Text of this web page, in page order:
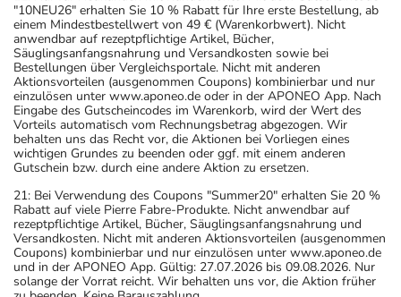
"10NEU26" erhalten Sie 10 % Rabatt für Ihre erste Bestellung, ab
einem Mindestbestellwert von 49 € (Warenkorbwert). Nicht
anwendbar auf rezeptpflichtige Artikel, Bücher,
Säuglingsanfangsnahrung und Versandkosten sowie bei
Bestellungen über Vergleichsportale. Nicht mit anderen
Aktionsvorteilen (ausgenommen Coupons) kombinierbar und nur
einzulösen unter www.aponeo.de oder in der APONEO App. Nach
Eingabe des Gutscheincodes im Warenkorb, wird der Wert des
Vorteils automatisch vom Rechnungsbetrag abgezogen. Wir
behalten uns das Recht vor, die Aktionen bei Vorliegen eines
wichtigen Grundes zu beenden oder ggf. mit einem anderen
Gutschein bzw. durch eine andere Aktion zu ersetzen.
21: Bei Verwendung des Coupons "Summer20" erhalten Sie 20 %
Rabatt auf viele Pierre Fabre-Produkte. Nicht anwendbar auf
rezeptpflichtige Artikel, Bücher, Säuglingsanfangsnahrung und
Versandkosten. Nicht mit anderen Aktionsvorteilen (ausgenommen
Coupons) kombinierbar und nur einzulösen unter www.aponeo.de
und in der APONEO App. Gültig: 27.07.2026 bis 09.08.2026. Nur
solange der Vorrat reicht. Wir behalten uns vor, die Aktion früher